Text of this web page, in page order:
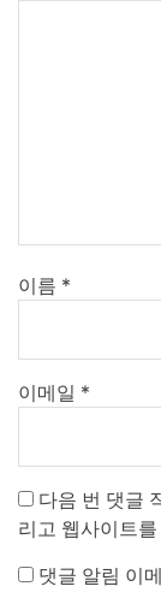
이름 *
이메일 *
다음 번 댓글
리고 웹사이트
댓글 알림 이